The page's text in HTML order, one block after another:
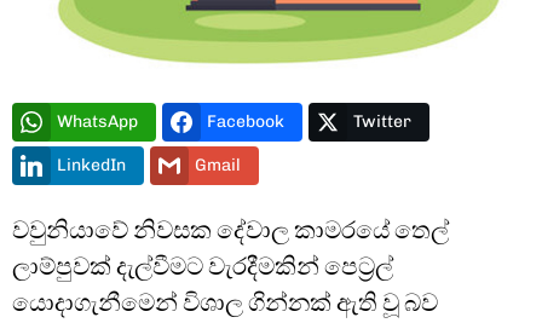
WhatsApp Facebook Twitter
LinkedIn Gmail
වවුනියාවේ නිවසක දේවාල කාමරයේ තෙල්
ලාම්පුවක් දැල්වීමට වැරදීමකින් පෙට්‍රල්
යොදාගැනීමෙන් විශාල ගින්නක් ඇති වූ බව